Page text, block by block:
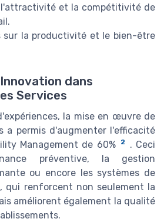
l'attractivité et la compétitivité de
sur la productivité et le bien-être
dans
Services
la mise en œuvre de
a permis d'augmenter l'efficacité
Management de 60% 2
. Ceci
préventive, la gestion
ou encore les systèmes de
qui renforcent non seulement la
améliorent également la qualité